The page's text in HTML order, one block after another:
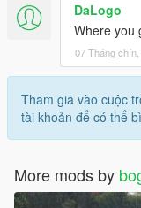
DaLogo
Where you
07 Tháng
Tham gia vào cuộc
tài khoản để có thể
More mods by